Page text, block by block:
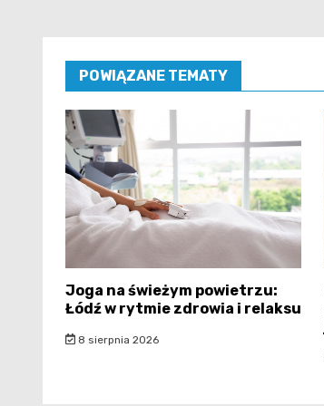
POWIĄZANE TEMATY
Joga na świeżym powietrzu:
Łódź w rytmie zdrowia i relaksu
8 sierpnia 2026